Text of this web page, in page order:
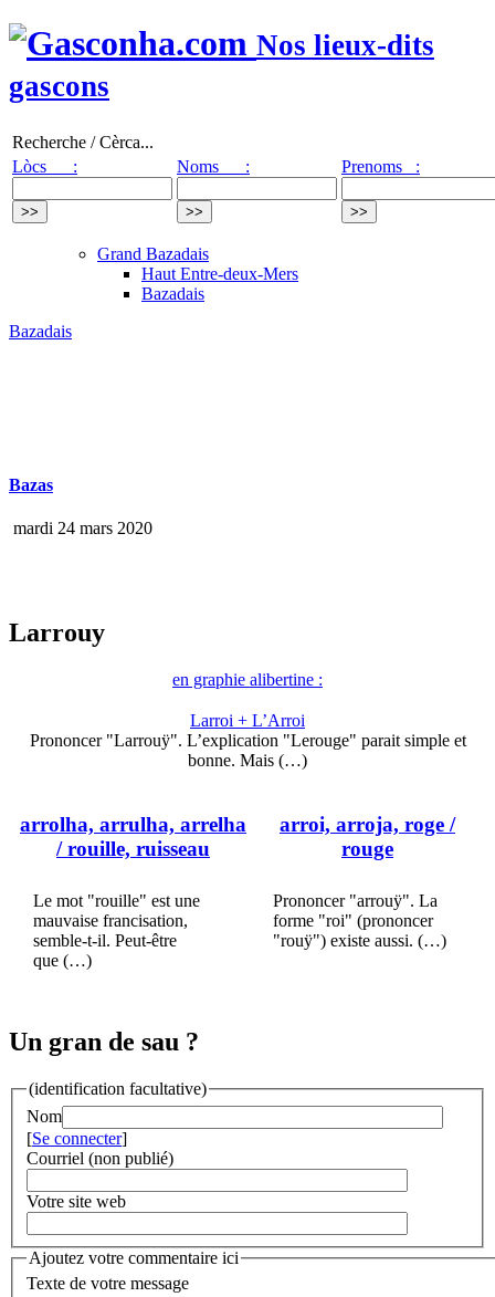
Nos lieux-dits
gascons
Recherche / Cèrca...
Lòcs :
Noms : Prenoms :
Grand Bazadais
Haut Entre-deux-Mers
Bazadais
Bazadais
Bazas
mardi 24 mars 2020
Larrouy
en graphie alibertine :
Larroi + L’Arroi
Prononcer "Larrouÿ". L’explication "Lerouge" parait simple et
bonne. Mais (…)
arrolha, arrulha, arrelha
/ rouille, ruisseau
Le mot "rouille" est une
mauvaise francisation,
semble-t-il. Peut-être
que (…)
arroi, arroja, roge /
rouge
Prononcer "arrouÿ". La
forme "roi" (prononcer
"rouÿ") existe aussi. (…)
Un gran de sau ?
(identification facultative)
Nom
[Se connecter]
Courriel (non publié)
Votre site web
Ajoutez votre commentaire ici
Texte de votre message